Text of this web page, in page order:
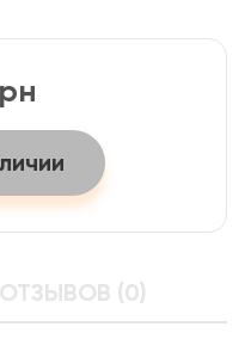
ОТЗЫВОВ (0)